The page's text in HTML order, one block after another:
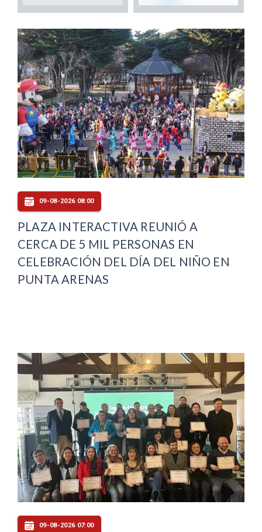
09-08-2026 08:00
PLAZA INTERACTIVA REUNIÓ A
CERCA DE 5 MIL PERSONAS EN
CELEBRACIÓN DEL DÍA DEL NIÑO EN
PUNTA ARENAS
09-08-2026 07:00